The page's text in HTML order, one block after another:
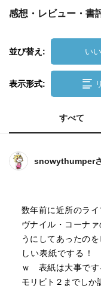
感想・レビュー・書
並び替え: い
表示形式:
すべて
snowythumper
数年前に近所のラ
ヴナイル・コーナ
うにしてあったの
しい表紙でする！
ｗ 表紙は大事で
モリビト２までしか